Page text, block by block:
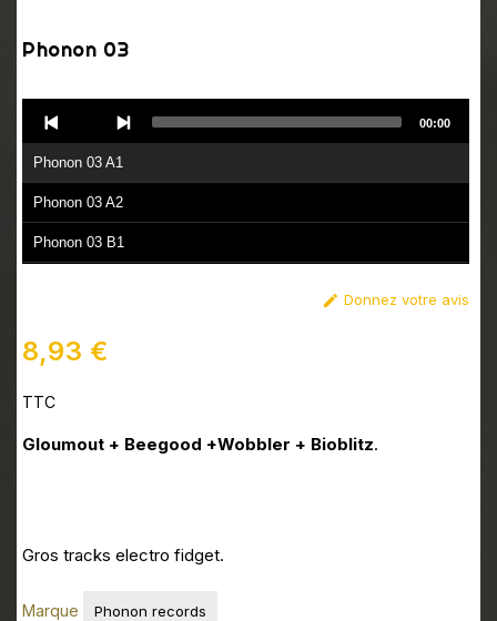
Phonon 03
Player
Phonon 03 A1
Phonon 03 A2
Phonon 03 B1
00:00
 Donnez votre avis
8,93 €
TTC
Gloumout + Beegood +Wobbler + Bioblitz.
Gros tracks electro fidget.
Marque Phonon records